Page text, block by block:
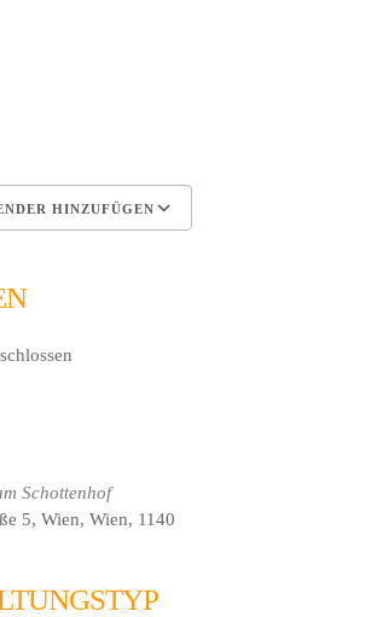
HINZUFÜGEN
Schottenhof
5, Wien, Wien, 1140